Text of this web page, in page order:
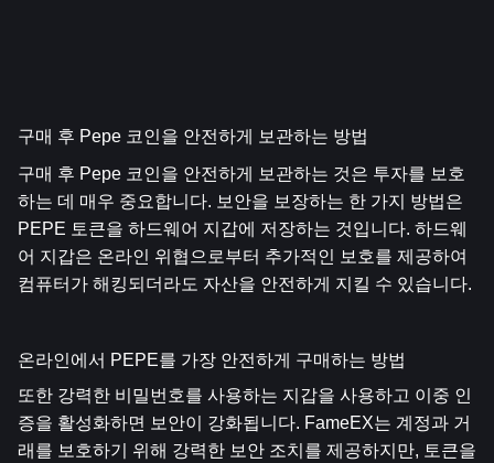
구매 후 Pepe 코인을 안전하게 보관하는 방법
구매 후 Pepe 코인을 안전하게 보관하는 것은 투자를 보호
하는 데 매우 중요합니다. 보안을 보장하는 한 가지 방법은
PEPE 토큰을 하드웨어 지갑에 저장하는 것입니다. 하드웨
어 지갑은 온라인 위협으로부터 추가적인 보호를 제공하여
컴퓨터가 해킹되더라도 자산을 안전하게 지킬 수 있습니다.
온라인에서 PEPE를 가장 안전하게 구매하는 방법
또한 강력한 비밀번호를 사용하는 지갑을 사용하고 이중 인
증을 활성화하면 보안이 강화됩니다. FameEX는 계정과 거
래를 보호하기 위해 강력한 보안 조치를 제공하지만, 토큰을